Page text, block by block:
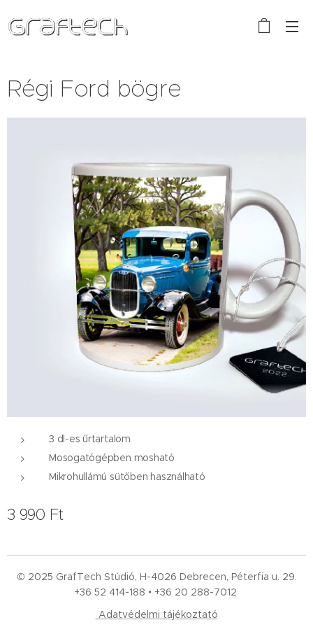
Régi Ford bögre
3 dl-es űrtartalom
Mosogatógépben mosható
Mikrohullámú sütőben használható
3 990 Ft
© 2025 GrafTech Stúdió, H-4026 Debrecen, Péterfia u. 29.
+36 52 414-188 • +36 20 288-7012
Adatvédelmi tájékoztató